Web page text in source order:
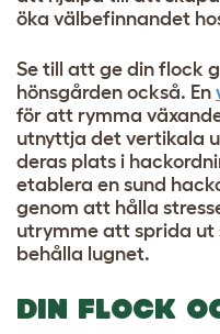
öka välbefinnandet
Se till att ge din flock
hönsgården också. En
för att rymma
utnyttja det vertikala
deras plats i
etablera en sund
genom att hålla
utrymme att sprida ut
behålla lugnet.
DIN FLOCK